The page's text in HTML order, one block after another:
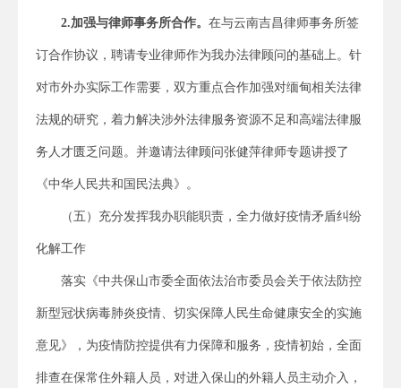
2.加强与律师事务所合作。 在与云南吉昌律师事务所签
订合作协议，聘请专业律师作为我办法律顾问的基础上。针
对市外办实际工作需要，双方重点合作加强对缅甸相关法律
法规的研究，着力解决涉外法律服务资源不足和高端法律服
务人才匮乏问题。并邀请法律顾问张健萍律师专题讲授了
《中华人民共和国民法典》。
（五）充分发挥我办职能职责，全力做好疫情矛盾纠纷
化解工作
落实《中共保山市委全面依法治市委员会关于依法防控
新型冠状病毒肺炎疫情、切实保障人民生命健康安全的实施
意见》，为疫情防控提供有力保障和服务，疫情初始，全面
排查在保常住外籍人员，对进入保山的外籍人员主动介入，